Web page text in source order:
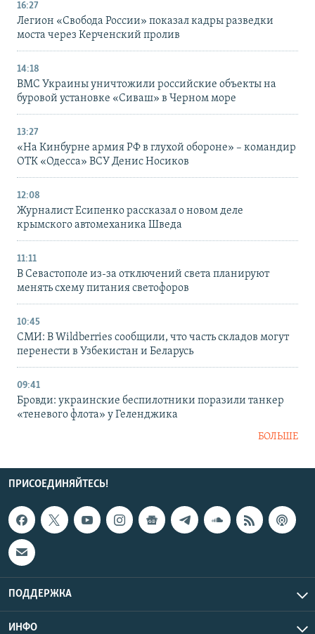
16:27
Легион «Свобода России» показал кадры разведки
моста через Керченский пролив
14:18
ВМС Украины уничтожили российские объекты на
буровой установке «Сиваш» в Черном море
13:27
«На Кинбурне армия РФ в глухой обороне» – командир
ОТК «Одесса» ВСУ Денис Носиков
12:08
Журналист Есипенко рассказал о новом деле
крымского автомеханика Шведа
11:11
В Севастополе из-за отключений света планируют
менять схему питания светофоров
10:45
СМИ: В Wildberries сообщили, что часть складов могут
перенести в Узбекистан и Беларусь
09:41
Бровди: украинские беспилотники поразили танкер
«теневого флота» у Геленджика
БОЛЬШЕ
ПРИСОЕДИНЯЙТЕСЬ!
ПОДДЕРЖКА
ИНФО